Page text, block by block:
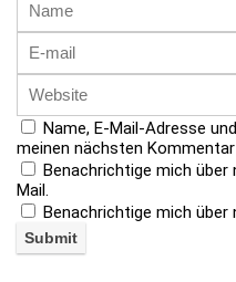
Name, E-Mail-Adresse
meinen nächsten
Benachrichtige mich
Mail.
Benachrichtige mich über